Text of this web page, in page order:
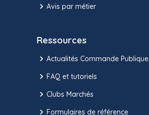
Avis par métier
Ressources
Actualités Commande Publique
FAQ et tutoriels
Clubs Marchés
Formulaires de référence